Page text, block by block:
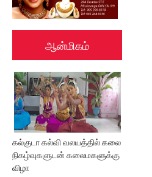
ஆன்மிகம்
கல்குடா கல்வி வலயத்தில் கலை
நிகழ்வுகளுடன் கலைமகளுக்கு
விழா